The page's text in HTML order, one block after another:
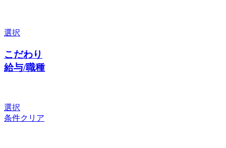
選択
こだわり
給与/職種
選択
条件クリア